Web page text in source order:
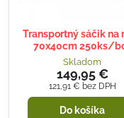
Transportný sáčik na
70x40cm 250ks/
Skladom
149,95 €
121,91 € bez DPH
Do košíka